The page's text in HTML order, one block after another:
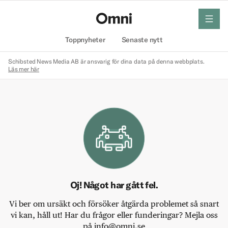
Toppnyheter Senaste nytt
meny
Schibsted News Media AB är ansvarig för dina data på denna webbplats.
Läs mer här
Oj! Något har gått fel.
Vi ber om ursäkt och försöker åtgärda problemet så snart
vi kan, håll ut! Har du frågor eller funderingar? Mejla oss